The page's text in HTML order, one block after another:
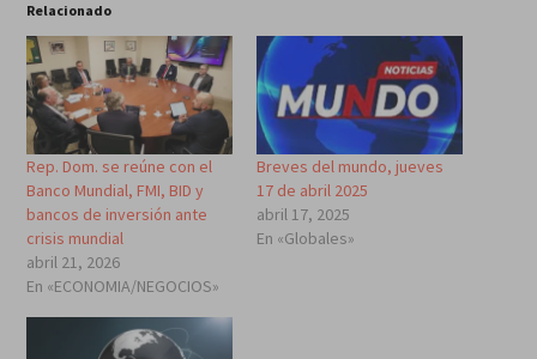
Relacionado
Rep. Dom. se reúne con el
Banco Mundial, FMI, BID y
bancos de inversión ante
crisis mundial
abril 21, 2026
En «ECONOMIA/NEGOCIOS»
Breves del mundo, jueves
17 de abril 2025
abril 17, 2025
En «Globales»